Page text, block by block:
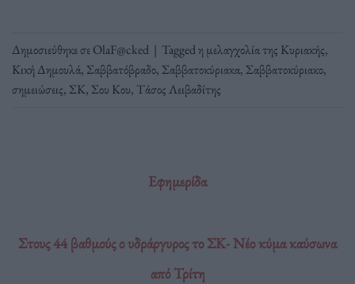
Δημοσιεύθηκε σεOlaF@cked | Taggedη μελαγχολία της Κυριακής,
Κική Δημουλά, Σαββατόβραδο, Σαββατοκύριακα, Σαββατοκύριακο,
σημειώσεις, ΣΚ, Σου Κου, Τάσος Λειβαδίτης
Εφημερίδα
Στους 44 βαθμούς ο υδράργυρος το ΣΚ- Νέο κύμα καύσωνα
από Τρίτη